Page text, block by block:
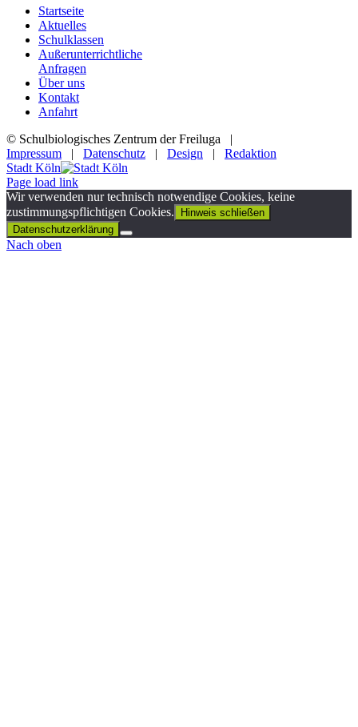
Startseite
Aktuelles
Schulklassen
Außerunterrichtliche
Anfragen
Über uns
Kontakt
Anfahrt
© Schulbiologisches Zentrum der Freiluga |
Impressum | Datenschutz | Design | Redaktion
Stadt Köln
Page load link
Wir verwenden nur technisch notwendige Cookies, keine
zustimmungspflichtigen Cookies.
Hinweis schließen
Datenschutzerklärung
Nach oben